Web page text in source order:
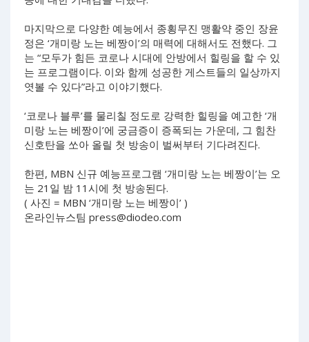
마지막으로 다양한 예능에서 종횡무진 맹활약 중인 장윤
정은 ‘개미랑 노는 베짱이’의 매력에 대해서도 전했다. 그
는 “모두가 힘든 코로나 시대에 안방에서 힐링을 할 수 있
는 프로그램이다. 이와 함께 성공한 게스트들의 일상까지
엿볼 수 있다”라고 이야기했다.
‘코로나 블루’를 물리칠 정도로 강력한 힐링을 예고한 ‘개
미랑 노는 베짱이’에 궁금증이 증폭되는 가운데, 그 힘찬
신호탄을 쏘아 올릴 첫 방송이 벌써부터 기다려진다.
한편, MBN 신규 예능프로그램 ‘개미랑 노는 베짱이’는 오
는 21일 밤 11시에 첫 방송된다.
( 사진 = MBN ‘개미랑 노는 베짱이’ )
온라인뉴스팀 press@diodeo.com